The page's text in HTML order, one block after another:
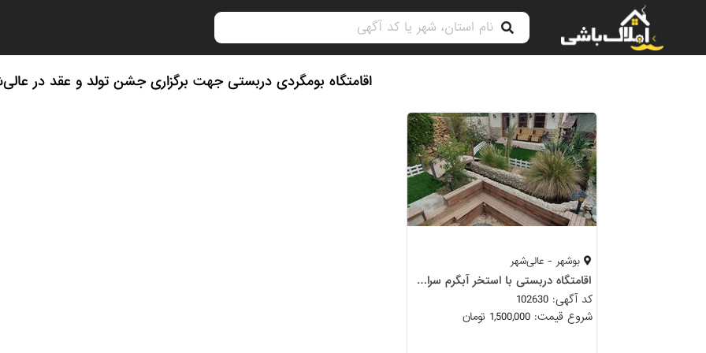
اقامتگاه بومگردی دربستی جهت برگزاری جشن تولد و عقد در
بوشهر - عالی‌شهر
اقامتگاه دربستی با استخر آبگرم سرای سلطانی
کد آگهی: 102630
شروع قیمت: 1,500,000 تومان